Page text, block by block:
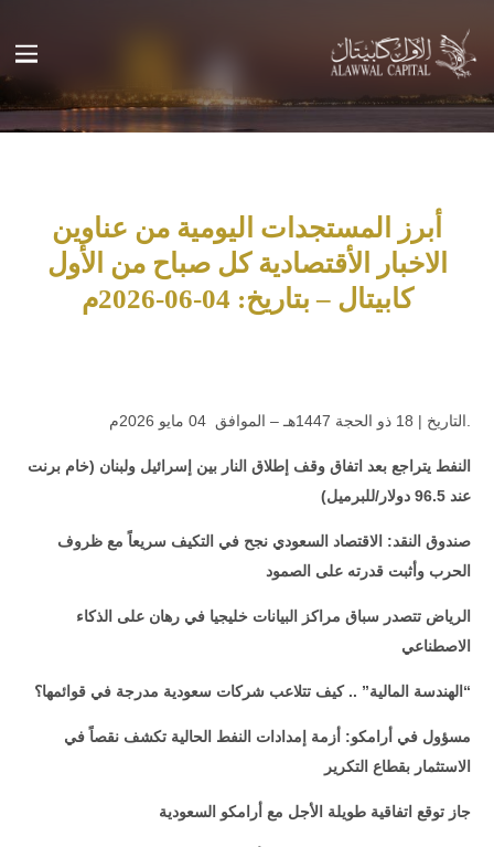
أبرز المستجدات اليومية من عناوين
الاخبار الأقتصادية كل صباح من الأول
كابيتال – بتاريخ: 04-06-2026م
.التاريخ | 18 ذو الحجة 1447هـ – الموافق 04 مايو 2026م
النفط يتراجع بعد اتفاق وقف إطلاق النار بين إسرائيل ولبنان (خام برنت
عند 96.5 دولار/للبرميل)
صندوق النقد: الاقتصاد السعودي نجح في التكيف سريعاً مع ظروف
الحرب وأثبت قدرته على الصمود
الرياض تتصدر سباق مراكز البيانات خليجيا في رهان على الذكاء
الاصطناعي
“الهندسة المالية” .. كيف تتلاعب شركات سعودية مدرجة في قوائمها؟
مسؤول في أرامكو: أزمة إمدادات النفط الحالية تكشف نقصاً في
الاستثمار بقطاع التكرير
جاز توقع اتفاقية طويلة الأجل مع أرامكو السعودية